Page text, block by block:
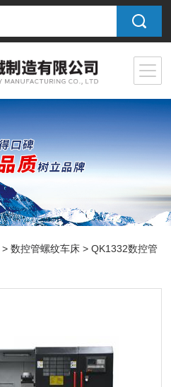
>数控管螺纹车床 > QK1332数控管